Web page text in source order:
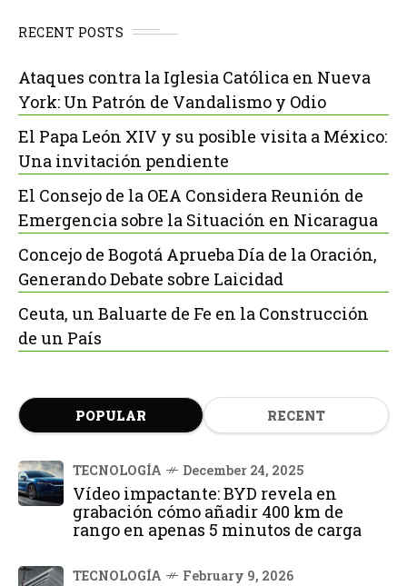
RECENT POSTS
Ataques contra la Iglesia Católica en Nueva
York: Un Patrón de Vandalismo y Odio
El Papa León XIV y su posible visita a México:
Una invitación pendiente
El Consejo de la OEA Considera Reunión de
Emergencia sobre la Situación en Nicaragua
Concejo de Bogotá Aprueba Día de la Oración,
Generando Debate sobre Laicidad
Ceuta, un Baluarte de Fe en la Construcción
de un País
POPULAR RECENT
TECNOLOGÍA December 24, 2025
Vídeo impactante: BYD revela en
grabación cómo añadir 400 km de
rango en apenas 5 minutos de carga
TECNOLOGÍA February 9, 2026